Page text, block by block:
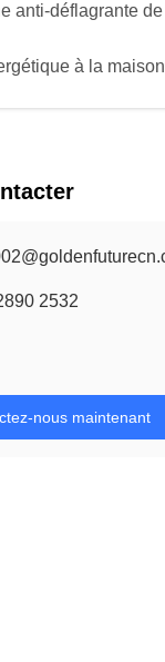
anti-déflagrante de
à la maison
2532
nous maintenant